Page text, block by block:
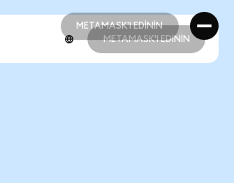
METAMASK'I EDİNİN
METAMASK'I EDİNİN
METAMASK'I EDİNİN